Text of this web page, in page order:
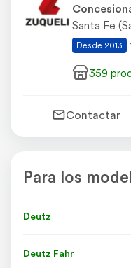
Santa Fe
Desde 2013
359
Contactar
Para los
Deutz
Deutz Fahr